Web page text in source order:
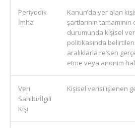
Periyodik
İmha
Kanun’da yer alan
şartlarının
durumunda kişisel
politikasında
aralıklarla re’sen
etme veya anonim
Veri
Sahibi/İlgili
Kişi
Kişisel verisi işlenen